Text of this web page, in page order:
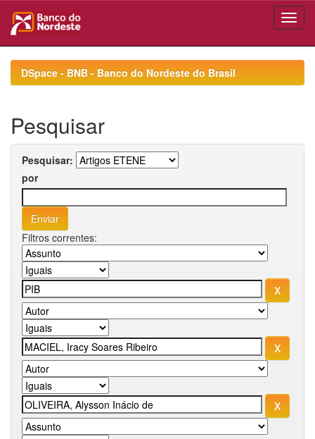
navigationDSpace - BNB - Banco do Nordeste do Brasil
Pesquisar
Pesquisar:
por
Filtros correntes: